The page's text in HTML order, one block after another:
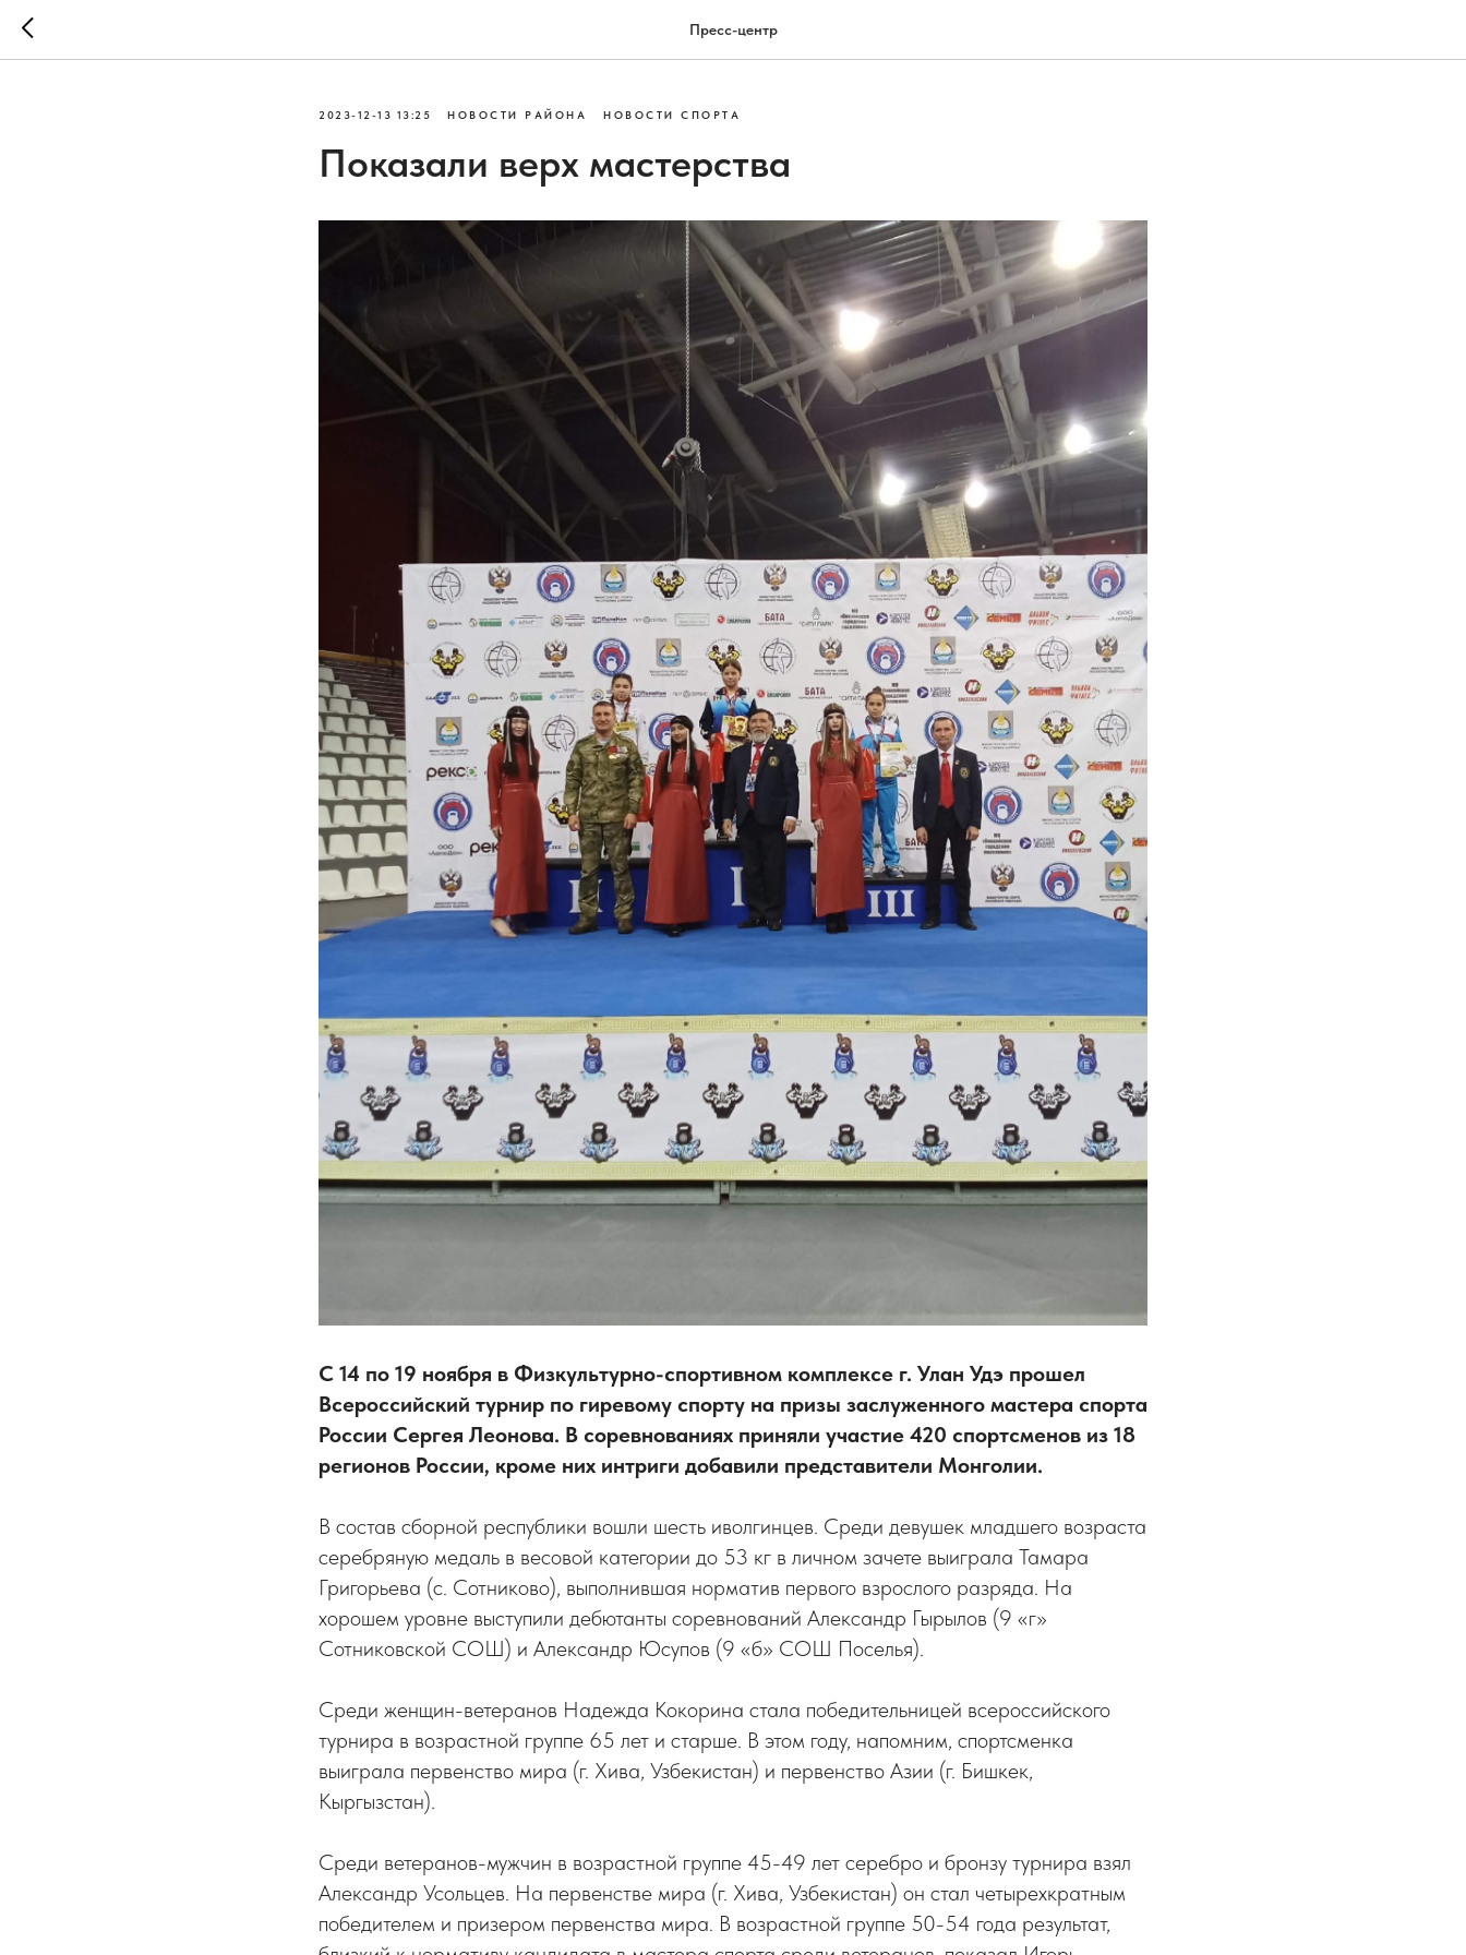
Пресс-центр
2023-12-13 13:25 НОВОСТИ РАЙОНА НОВОСТИ СПОРТА
Показали верх мастерства
С 14 по 19 ноября в Физкультурно-спортивном комплексе г. Улан Удэ прошел
Всероссийский турнир по гиревому спорту на призы заслуженного мастера спорта
России Сергея Леонова. В соревнованиях приняли участие 420 спортсменов из 18
регионов России, кроме них интриги добавили представители Монголии.
В состав сборной республики вошли шесть иволгинцев. Среди девушек младшего возраста
серебряную медаль в весовой категории до 53 кг в личном зачете выиграла Тамара
Григорьева (с. Сотниково), выполнившая норматив первого взрослого разряда. На
хорошем уровне выступили дебютанты соревнований Александр Гырылов (9 «г»
Сотниковской СОШ) и Александр Юсупов (9 «б» СОШ Поселья).
Среди женщин-ветеранов Надежда Кокорина стала победительницей всероссийского
турнира в возрастной группе 65 лет и старше. В этом году, напомним, спортсменка
выиграла первенство мира (г. Хива, Узбекистан) и первенство Азии (г. Бишкек,
Кыргызстан).
Среди ветеранов-мужчин в возрастной группе 45-49 лет серебро и бронзу турнира взял
Александр Усольцев. На первенстве мира (г. Хива, Узбекистан) он стал четырехкратным
победителем и призером первенства мира. В возрастной группе 50-54 года результат,